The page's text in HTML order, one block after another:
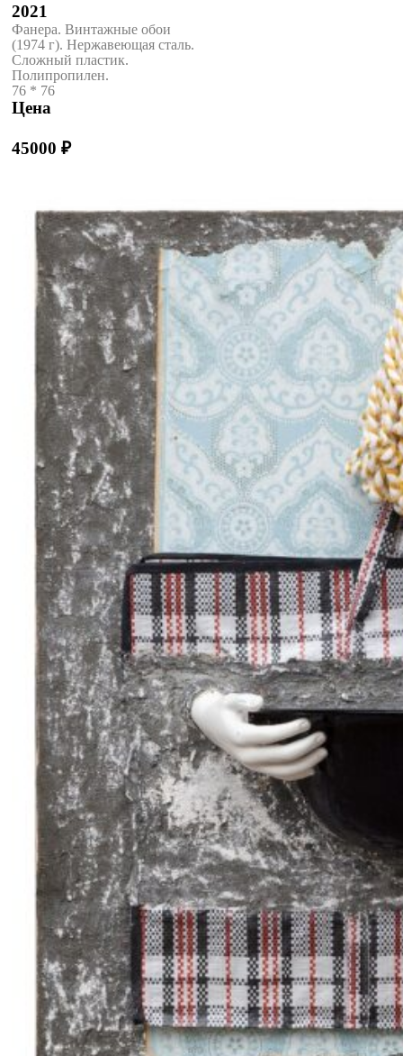
2021
Фанера. Винтажные обои
(1974 г). Нержавеющая сталь.
Сложный пластик.
Полипропилен.
76 * 76
Цена
45000 ₽